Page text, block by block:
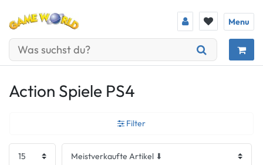
Menu
Action Spiele PS4
Filter